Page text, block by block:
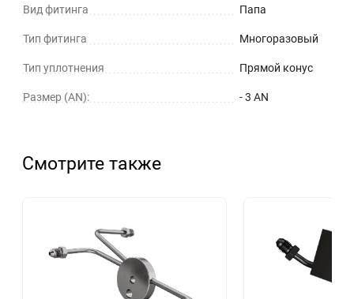
Вид фитинга Папа
Тип фитинга Многоразовый
Тип уплотнения Прямой конус
Размер (AN): - 3 AN
Смотрите также